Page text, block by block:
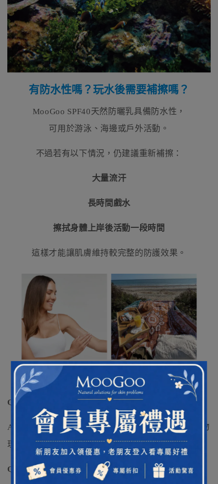
有防水性嗎？玩水後需要補擦嗎？
MooGoo SPF40天然防曬乳具備防水性，
可用於游泳、海邊或戶外活動。
不過若有以下情況，仍建議重新補擦：
大量流汗
長時間戲水
擦拭身體上岸後活動一段時間
這樣才能讓肌膚維持較完整的防護效果。
FAQ 常見問題
Q1：這款是物理防曬還是化學防曬？
A：MooGoo SPF40天然防曬乳採用氧化鋅為核心的物
理防曬配方，適合日常紫外線防護使用。
Q2：嬰幼兒可以使用這款防曬嗎？